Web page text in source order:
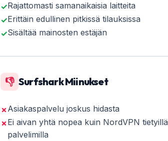
✓Rajattomasti samanaikaisia laitteita
✓Erittäin edullinen pitkissä tilauksissa
✓Sisältää mainosten estäjän
👎 Surfshark Miinukset
✗Asiakaspalvelu joskus hidasta
✗Ei aivan yhtä nopea kuin NordVPN tietyillä
palvelimilla